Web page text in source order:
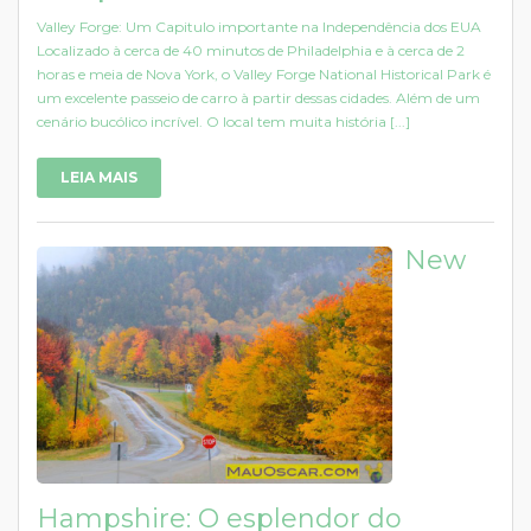
Valley Forge: Um Capitulo importante na Independência dos EUA
Localizado à cerca de 40 minutos de Philadelphia e à cerca de 2
horas e meia de Nova York, o Valley Forge National Historical Park é
um excelente passeio de carro à partir dessas cidades. Além de um
cenário bucólico incrível. O local tem muita história [...]
LEIA MAIS
New
Hampshire: O esplendor do